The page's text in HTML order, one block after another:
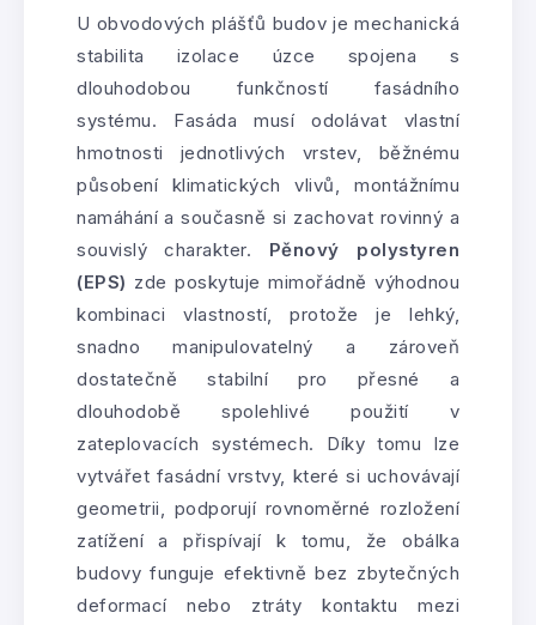
U obvodových plášťů budov je mechanická
stabilita izolace úzce spojena s
dlouhodobou funkčností fasádního
systému. Fasáda musí odolávat vlastní
hmotnosti jednotlivých vrstev, běžnému
působení klimatických vlivů, montážnímu
namáhání a současně si zachovat rovinný a
souvislý charakter. Pěnový polystyren
(EPS) zde poskytuje mimořádně výhodnou
kombinaci vlastností, protože je lehký,
snadno manipulovatelný a zároveň
dostatečně stabilní pro přesné a
dlouhodobě spolehlivé použití v
zateplovacích systémech. Díky tomu lze
vytvářet fasádní vrstvy, které si uchovávají
geometrii, podporují rovnoměrné rozložení
zatížení a přispívají k tomu, že obálka
budovy funguje efektivně bez zbytečných
deformací nebo ztráty kontaktu mezi